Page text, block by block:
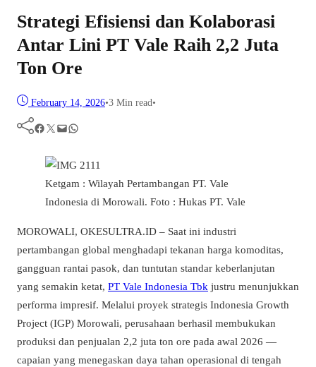
Strategi Efisiensi dan Kolaborasi
Antar Lini PT Vale Raih 2,2 Juta
Ton Ore
February 14, 2026•3 Min read•
Facebook Twitter Mail WhatsApp
Ketgam : Wilayah Pertambangan PT. Vale
Indonesia di Morowali. Foto : Hukas PT. Vale
MOROWALI, OKESULTRA.ID – Saat ini industri
pertambangan global menghadapi tekanan harga komoditas,
gangguan rantai pasok, dan tuntutan standar keberlanjutan
yang semakin ketat, PT Vale Indonesia Tbk justru menunjukkan
performa impresif. Melalui proyek strategis Indonesia Growth
Project (IGP) Morowali, perusahaan berhasil membukukan
produksi dan penjualan 2,2 juta ton ore pada awal 2026 —
capaian yang menegaskan daya tahan operasional di tengah